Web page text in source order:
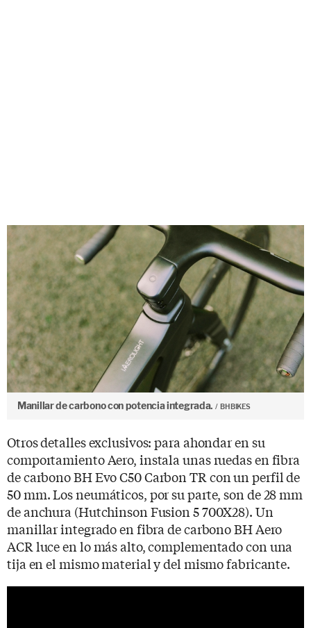
Manillar de carbono con potencia integrada. BH BIKES
Otros detalles exclusivos: para ahondar en su
comportamiento Aero, instala unas ruedas en fibra
de carbono BH Evo C50 Carbon TR con un perfil de
50 mm. Los neumáticos, por su parte, son de 28 mm
de anchura (Hutchinson Fusion 5 700X28). Un
manillar integrado en fibra de carbono BH Aero
ACR luce en lo más alto, complementado con una
tija en el mismo material y del mismo fabricante.